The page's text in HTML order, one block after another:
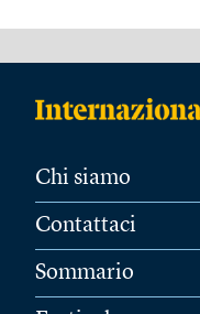
Chi siamo
Contattaci
Sommario